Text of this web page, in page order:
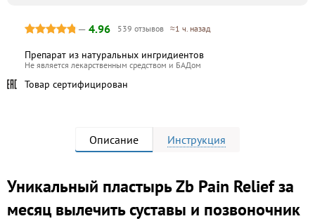
— 4.96 539 отзывов ≈1 ч. назад
Препарат из натуральных ингридиентов
Не является лекарственным средством и БАДом
Товар сертифицирован
Описание Инструкция
Уникальный пластырь Zb Pain Relief за
месяц вылечить суставы и позвоночник